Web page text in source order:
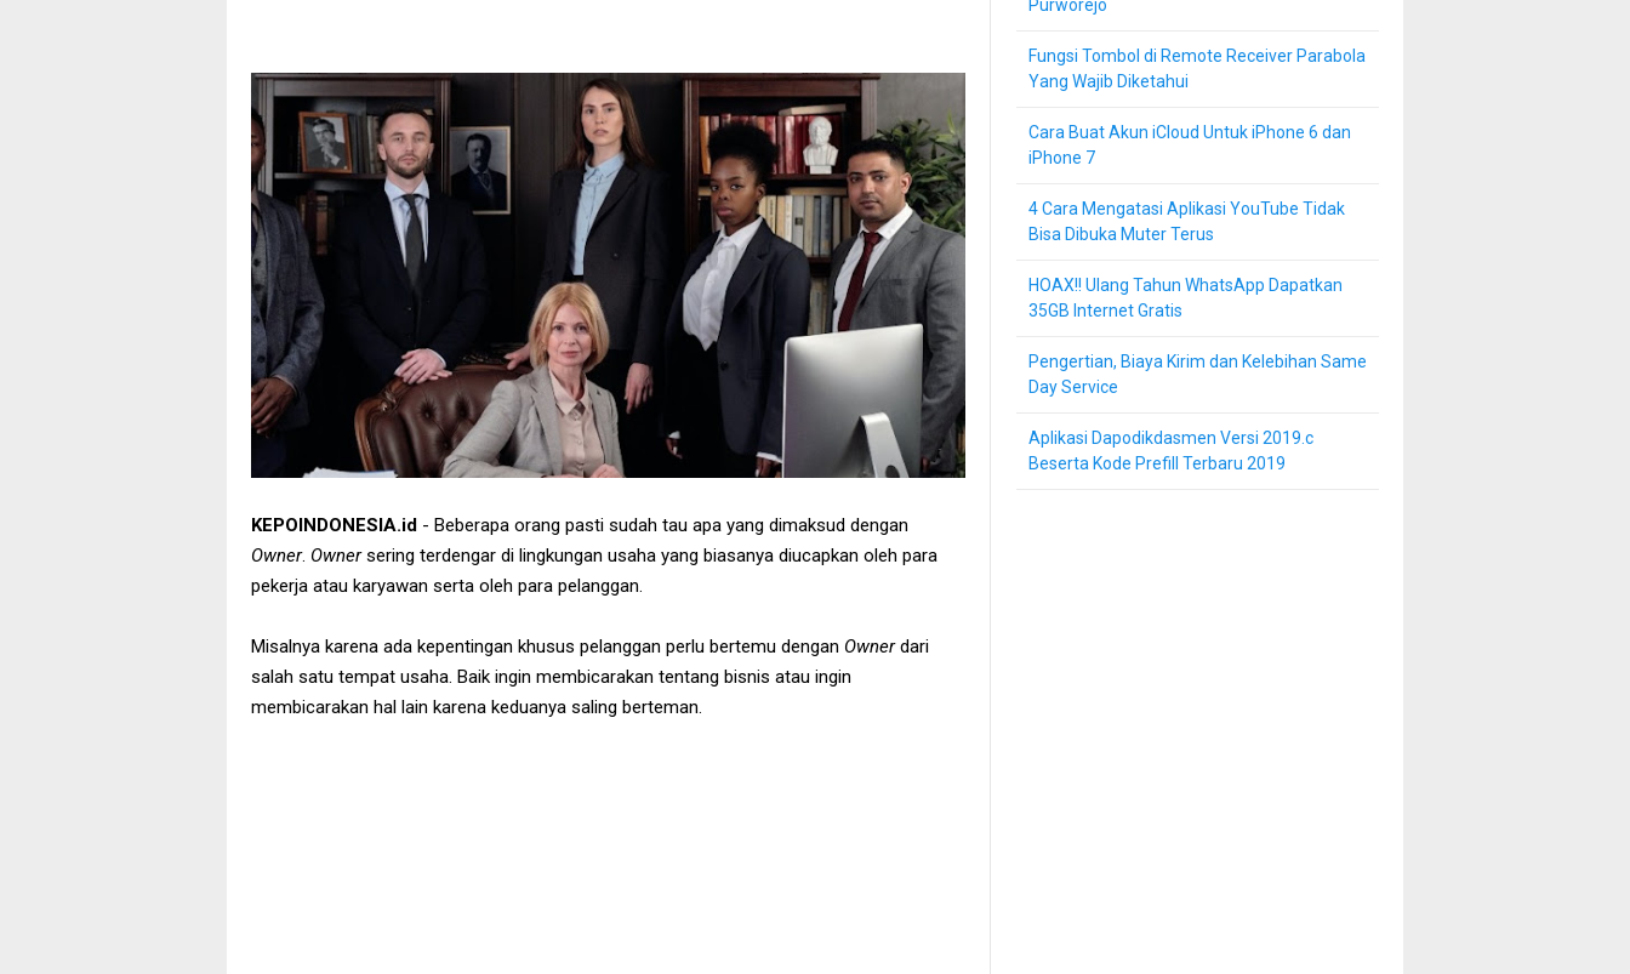
KEPOINDONESIA.id - Beberapa orang pasti sudah tau apa yang dimaksud dengan
Owner. Ownersering terdengar di lingkungan usaha yang biasanya diucapkan oleh para
pekerja atau karyawan serta oleh para pelanggan.
Misalnya karena ada kepentingan khusus pelanggan perlu bertemu dengan Ownerdari
salah satu tempat usaha. Baik ingin membicarakan tentang bisnis atau ingin
membicarakan hal lain karena keduanya saling berteman.
Purworejo
Fungsi Tombol di Remote Receiver Parabola
Yang Wajib Diketahui
Cara Buat Akun iCloud Untuk iPhone 6 dan
iPhone 7
4 Cara Mengatasi Aplikasi YouTube Tidak
Bisa Dibuka Muter Terus
HOAX!! Ulang Tahun WhatsApp Dapatkan
35GB Internet Gratis
Pengertian, Biaya Kirim dan Kelebihan Same
Day Service
Aplikasi Dapodikdasmen Versi 2019.c
Beserta Kode Prefill Terbaru 2019